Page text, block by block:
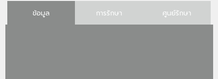
ข้อมูล การรักษา ศูนย์รักษา